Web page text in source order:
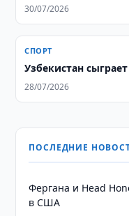
30/07/2026
СПОРТ
Узбекистан
28/07/2026
ПОСЛЕДНИЕ
Фергана и Head
в США